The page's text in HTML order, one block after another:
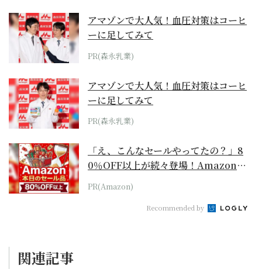
アマゾンで大人気！血圧対策はコーヒ
ーに足してみて
PR(森永乳業)
アマゾンで大人気！血圧対策はコーヒ
ーに足してみて
PR(森永乳業)
「え、こんなセールやってたの？」8
0％OFF以上が続々登場！Amazonの
本気が...
PR(Amazon)
Recommended by
関連記事